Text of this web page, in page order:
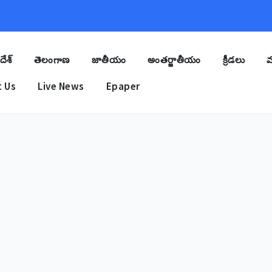
తెలంగాణ జాతీయం అంతర్జాతీయం క్రీడలు
Us Live News Epaper